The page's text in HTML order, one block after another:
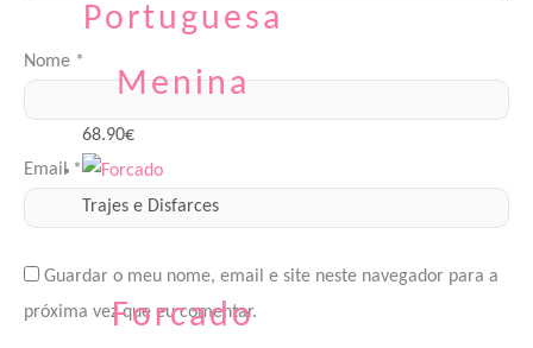
Nome *
Email *
Guardar o meu nome, email e site neste navegador para a
próxima vez que eu comentar.
Portuguesa
Menina
68.90€
Trajes e Disfarces
Forcado